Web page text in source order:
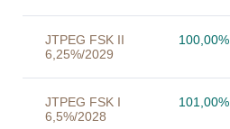
JTPEG FSK II
6,25%/2029
100,00%
JTPEG FSK I
6,5%/2028
101,00%